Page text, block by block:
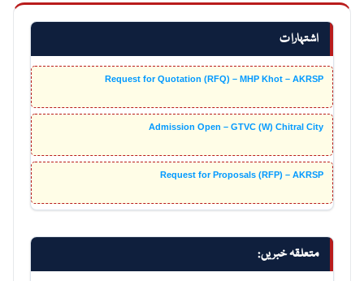
اشتہارات
Request for Quotation (RFQ) – MHP Khot – AKRSP
Admission Open – GTVC (W) Chitral City
Request for Proposals (RFP) – AKRSP
متعلقہ خبریں: